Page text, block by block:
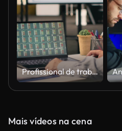
Profissional de trabalho, informações de negócios, dados visuais no escritório, painel de análise
Mais vídeos na cena